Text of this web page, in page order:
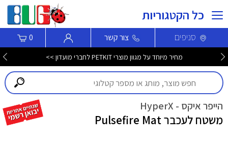
כל הקטגוריות
סניפים צור קשר 0
מחיר מיוחד על מגוון מוצרי PETKIT לחברי מועדון >>
הייפר איקס - HyperX
משטח לעכבר Pulsefire Mat